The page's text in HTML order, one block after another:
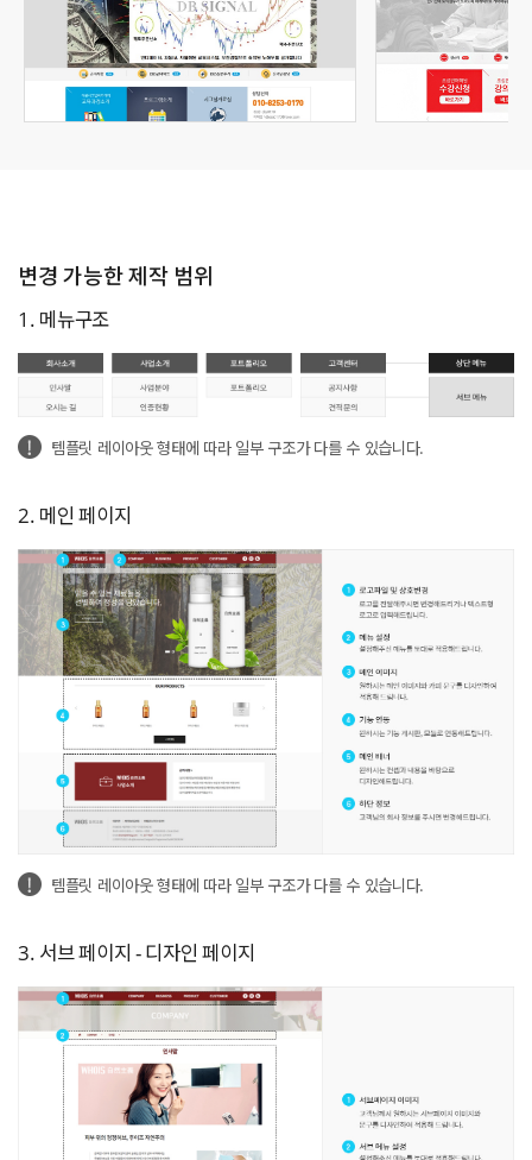
변경 가능한 제작 범위
1. 메뉴구조
템플릿 레이아웃 형태에 따라 일부 구조가 다를 수 있습니다.
2. 메인 페이지
템플릿 레이아웃 형태에 따라 일부 구조가 다를 수 있습니다.
3. 서브 페이지 - 디자인 페이지